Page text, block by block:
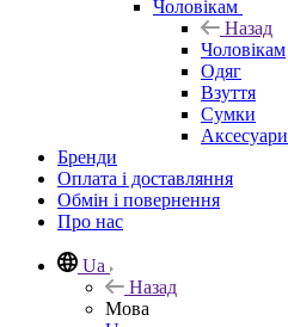
Чоловікам
Назад
Чоловікам
Одяг
Взуття
Сумки
Аксесуари
Бренди
Оплата і доставляння
Обмін і повернення
Про нас
Ua
Назад
Мова